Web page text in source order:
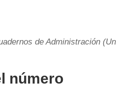
de Administración
número